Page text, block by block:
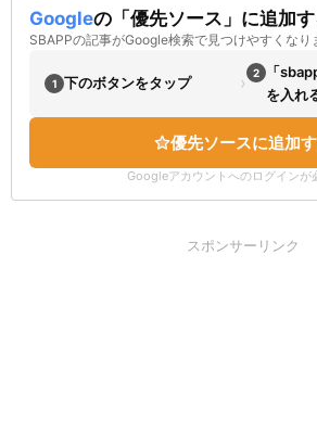
Googleの「優先ソース」に追加
SBAPPの記事がGoogle検索で見つけやすくなり
1 下のボタンをタップ › 2
「
を入れ
優先ソースに追加
Googleアカウントへのログインが
スポンサーリンク